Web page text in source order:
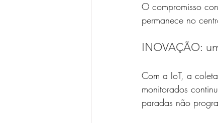
O compromisso
permanece no
INOVAÇÃO:
Com a IoT, a
monitorados
paradas não